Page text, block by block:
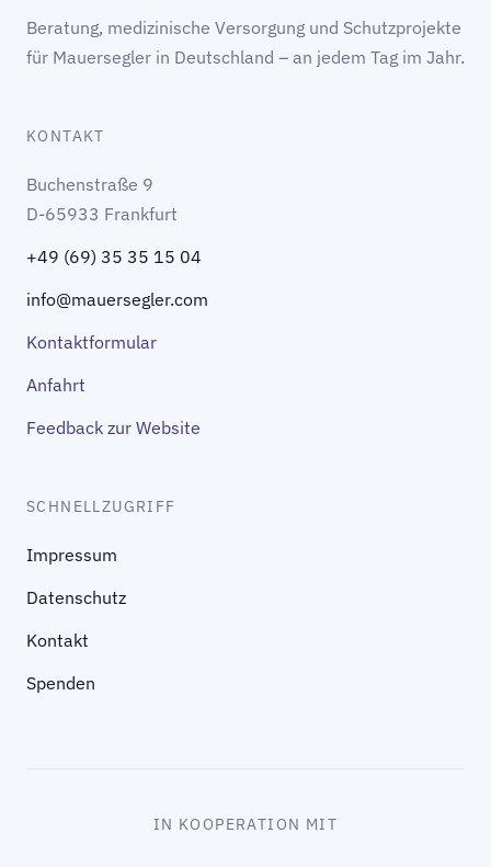
Beratung, medizinische Versorgung und Schutzprojekte
für Mauersegler in Deutschland – an jedem Tag im Jahr.
KONTAKT
Buchenstraße 9
D-65933 Frankfurt
+49 (69) 35 35 15 04
info@mauersegler.com
Kontaktformular
Anfahrt
Feedback zur Website
SCHNELLZUGRIFF
Impressum
Datenschutz
Kontakt
Spenden
IN KOOPERATION MIT